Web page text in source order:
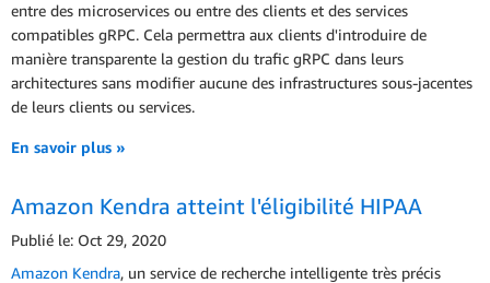
entre des microservices ou entre des clients et des services
compatibles gRPC. Cela permettra aux clients d'introduire de
manière transparente la gestion du trafic gRPC dans leurs
architectures sans modifier aucune des infrastructures sous-jacentes
de leurs clients ou services.
En savoir plus »
Amazon Kendra atteint l'éligibilité HIPAA
Publié le: Oct 29, 2020
Amazon Kendra, un service de recherche intelligente très précis